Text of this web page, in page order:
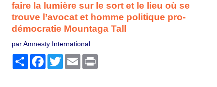
faire la lumière sur le sort et le lieu où se
trouve l’avocat et homme politique pro-
démocratie Mountaga Tall
par Amnesty International
PartagerFacebook
TwitterEmail